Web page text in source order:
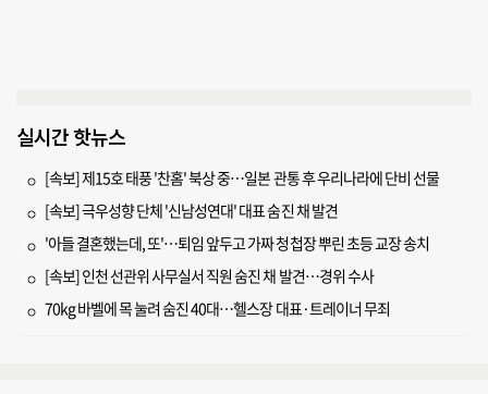
실시간 핫뉴스
[속보] 제15호 태풍 '찬홈' 북상 중…일본 관통 후 우리나라에 단비 선물
[속보] 극우성향 단체 '신남성연대' 대표 숨진 채 발견
'아들 결혼했는데, 또'…퇴임 앞두고 가짜 청첩장 뿌린 초등 교장 송치
[속보] 인천 선관위 사무실서 직원 숨진 채 발견…경위 수사
70kg 바벨에 목 눌려 숨진 40대…헬스장 대표·트레이너 무죄